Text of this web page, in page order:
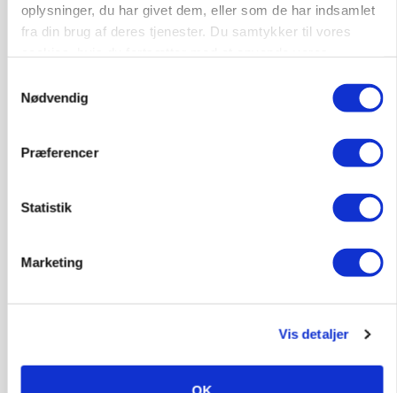
oplysninger, du har givet dem, eller som de har indsamlet
fra din brug af deres tjenester. Du samtykker til vores
Nødvendig
Præferencer
Statistik
Marketing
Vis detaljer
Fjerkræbranchen: - Vi forlanger ens